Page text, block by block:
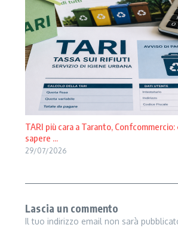
TARI più cara a Taranto,
sapere ...
29/07/2026
Lascia un commento
Il tuo indirizzo email non sarà